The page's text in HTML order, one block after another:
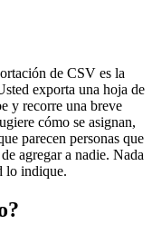
de CSV es la
exporta una hoja de
y recorre una breve
cómo se asignan,
parecen personas que
agregar a nadie. Nada
lo indique.